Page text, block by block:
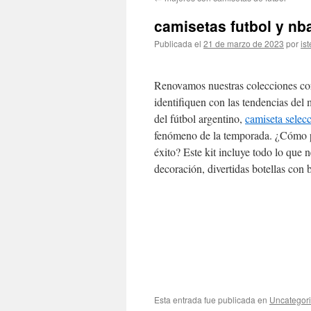
contenido
camisetas futbol y
Publicada el 21 de marzo de 2023 por
Renovamos nuestras colecciones
identifiquen con las tendencias
del fútbol argentino, camiseta
fenómeno de la temporada. ¿Cómo
éxito? Este kit incluye todo lo que
decoración, divertidas botellas con
Esta entrada fue publicada en